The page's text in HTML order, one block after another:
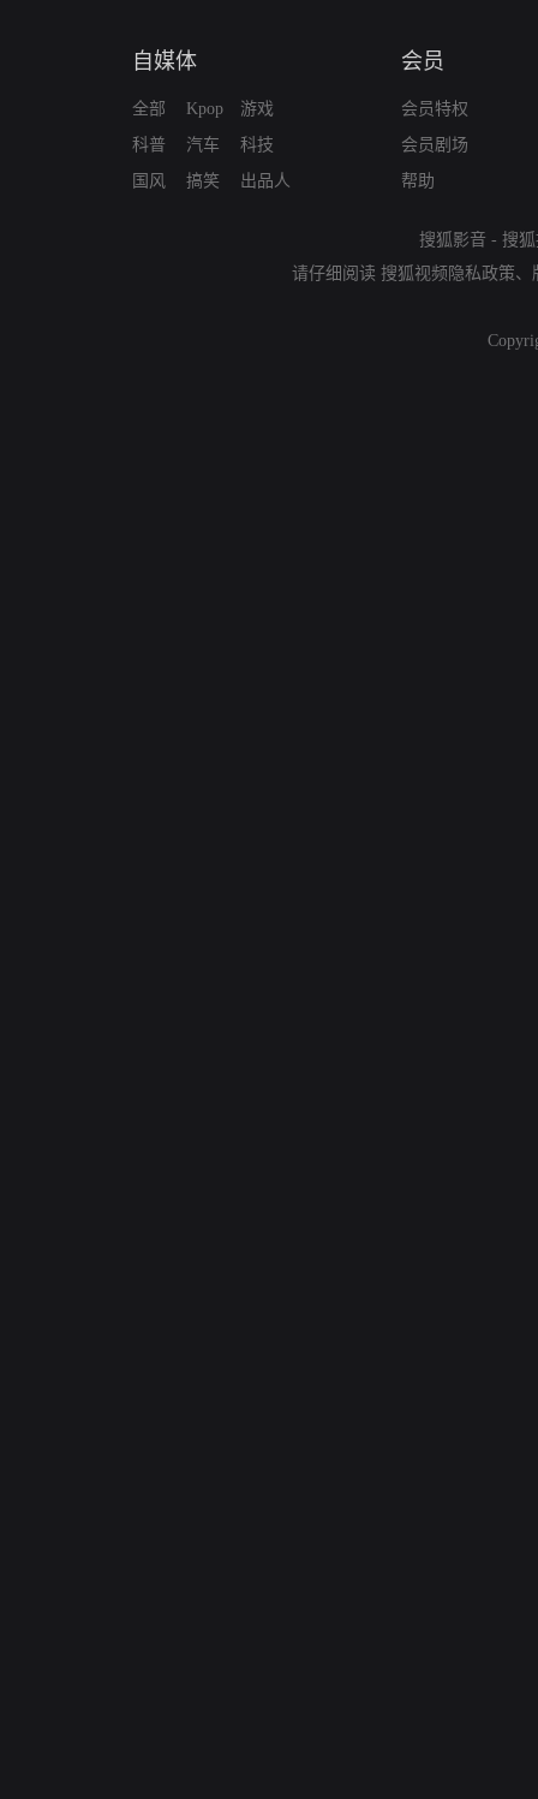
自媒体
全部
科普
国风
Kpop
汽车
搞笑
游戏
科技
出品人
会员
会员特权
会员剧场
帮助
搜狐影音 - 搜
请仔细阅读 搜狐视频隐私政策、